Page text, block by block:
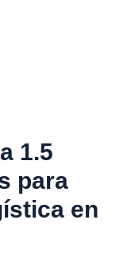
1.5
para
en